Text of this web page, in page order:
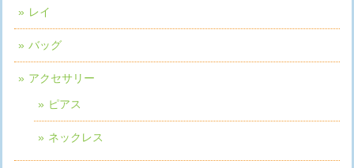
レイ
バッグ
アクセサリー
ピアス
ネックレス